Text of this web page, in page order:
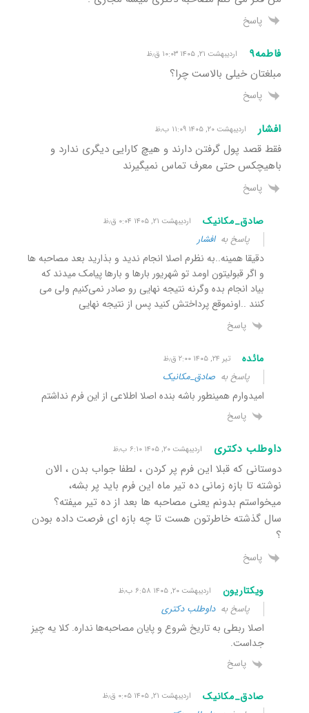
پاسخ
فاطمه۹ اردیبهشت ۲۱, ۱۴۰۵ ۱۰:۰۳ ق٫ظ
مبلغتان خیلی بالاست چرا؟
پاسخ
افشار اردیبهشت ۲۰, ۱۴۰۵ ۱۱:۰۹ ب٫ظ
فقط قصد پول گرفتن دارند و هیچ کارایی دیگری ندارد و
باهیچکس حتی معرف تماس نمیگیرند
پاسخ
صادق_مکانیک اردیبهشت ۲۱, ۱۴۰۵ ۰:۰۴ ق٫ظ
پاسخ بهافشار
دقیقا همینه..به نظرم اصلا انجام ندید و بذارید بعد مصاحبه ها
و اگر قبولیتون اومد تو شهریور بارها و بارها پیامک میدند که
بیاد انجام بده وگرنه نتیجه نهایی رو صادر نمی‌کنیم ولی می
کنند ..اونموقع پرداختش کنید پس از نتیجه نهایی
پاسخ
مائده تیر ۲۴, ۱۴۰۵ ۲:۰۰ ق٫ظ
پاسخ به صادق_مکانیک
امیدوارم همینطور باشه بنده اصلا اطلاعی از این فرم نداشتم
پاسخ
داوطلب دکتری اردیبهشت ۲۰, ۱۴۰۵ ۶:۱۰ ب٫ظ
دوستانی که قبلا این فرم پر کردن ، لطفا جواب بدن ، الان
نوشته تا بازه زمانی ده تیر ماه این فرم باید پر بشه،
میخواستم بدونم یعنی مصاحبه ها بعد از ده تیر میفته؟
سال گذشته خاطرتون هست تا چه بازه ای فرصت داده بودن
؟
پاسخ
ویکتاریون اردیبهشت ۲۰, ۱۴۰۵ ۶:۵۸ ب٫ظ
پاسخ بهداوطلب دکتری
اصلا ربطی به تاریخ شروع و پایان مصاحبه‌ها نداره. کلا یه چیز
جداست.
پاسخ
صادق_مکانیک اردیبهشت ۲۱, ۱۴۰۵ ۰:۰۵ ق٫ظ